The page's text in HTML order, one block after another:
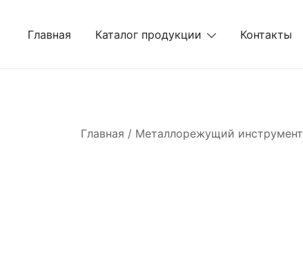
Главная Каталог продукции Контакты
Главная / Металлорежущий инструмент